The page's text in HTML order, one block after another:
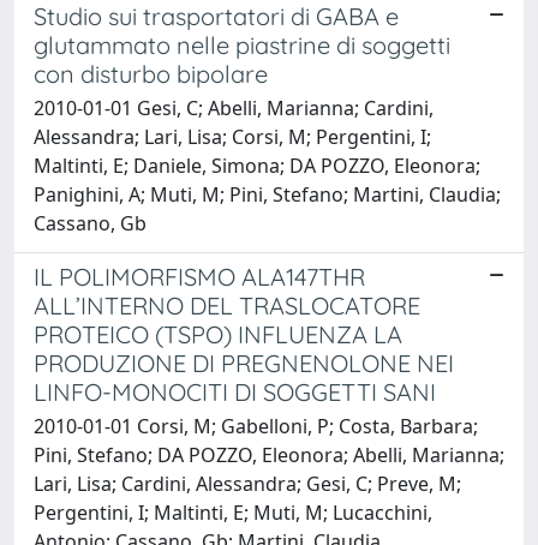
Studio sui trasportatori di GABA e
glutammato nelle piastrine di soggetti
con disturbo bipolare
2010-01-01 Gesi, C; Abelli, Marianna; Cardini,
Alessandra; Lari, Lisa; Corsi, M; Pergentini, I;
Maltinti, E; Daniele, Simona; DA POZZO, Eleonora;
Panighini, A; Muti, M; Pini, Stefano; Martini, Claudia;
Cassano, Gb
IL POLIMORFISMO ALA147THR
ALL’INTERNO DEL TRASLOCATORE
PROTEICO (TSPO) INFLUENZA LA
PRODUZIONE DI PREGNENOLONE NEI
LINFO-MONOCITI DI SOGGETTI SANI
2010-01-01 Corsi, M; Gabelloni, P; Costa, Barbara;
Pini, Stefano; DA POZZO, Eleonora; Abelli, Marianna;
Lari, Lisa; Cardini, Alessandra; Gesi, C; Preve, M;
Pergentini, I; Maltinti, E; Muti, M; Lucacchini,